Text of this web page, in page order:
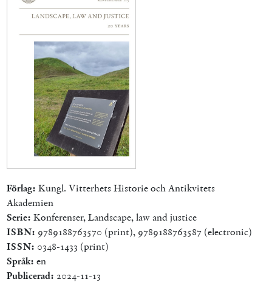
Förlag: Kungl. Vitterhets Historie och Antikvitets
Akademien
Serie: Konferenser, Landscape, law and justice
ISBN: 9789188763570 (print), 9789188763587 (electronic)
ISSN: 0348-1433 (print)
Språk: en
Publicerad: 2024-11-13